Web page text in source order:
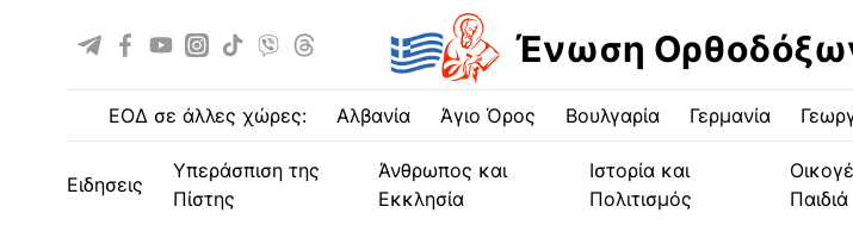
Ένωση
ΕΟΔ σε άλλες χώρες: Αλβανία Άγιο Όρος Βουλγαρία Γερμανία
ειδησεις
Υπεράσπιση της
Πίστης
Άνθρωπος και
Εκκλησία
Ιστορία και
Πολιτισμός
Παιδιά